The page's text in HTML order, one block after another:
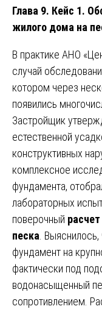
Глава 9. Кейс 1.
жилого дома на
В практике АНО
случай
котором через
появились
Застройщик
естественной
конструктивных
комплексное
фундамента,
лабораторных
поверочный
песка .
фундамент на
фактически под
водонасыщенный
сопротивлением.